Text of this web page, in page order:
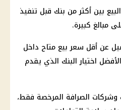
بين أكثر من بنك قبل تنفيذ
مبالغ كبيرة.
عن أقل سعر بيع متاح داخل
اختيار البنك الذي يقدم
وشركات الصرافة المرخصة فقط،